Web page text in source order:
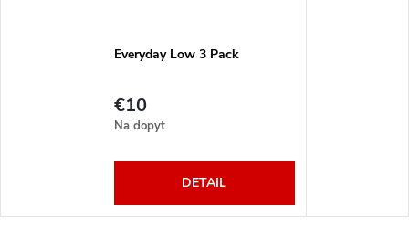
Everyday Low 3 Pack
€10
Na dopyt
DETAIL